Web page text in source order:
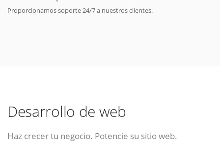
Proporcionamos soporte 24/7 a nuestros clientes.
Desarrollo de web
Haz crecer tu negocio. Potencie su sitio web.